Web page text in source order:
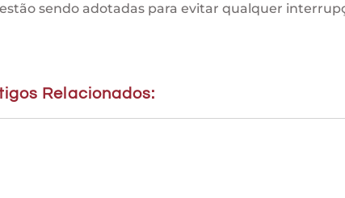
sendo adotadas para evitar qualquer
Relacionados: